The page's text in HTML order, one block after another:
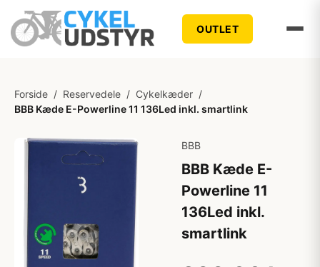
OUTLET
Forside / Reservedele / Cykelkæder /
BBB Kæde E-Powerline 11 136Led inkl. smartlink
BBB
BBB Kæde E-
Powerline 11
136Led inkl.
smartlink